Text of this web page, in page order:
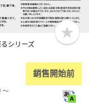
b
o
m
a
r
k
シリーズ
～
銷售開始前